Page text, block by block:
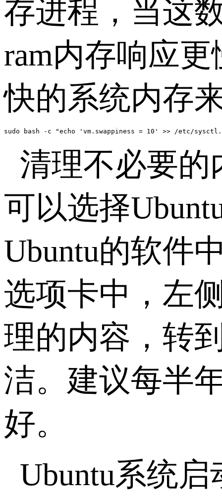
存进程，当这
ram内存响应
快的系统内存
sudo bash -c "echo 'vm.swappiness = 10' >> /etc/
清理不必要的
可以选择
Ubuntu的软件
选项卡中，左
理的内容，转
洁。建议每半
好。
Ubuntu系统